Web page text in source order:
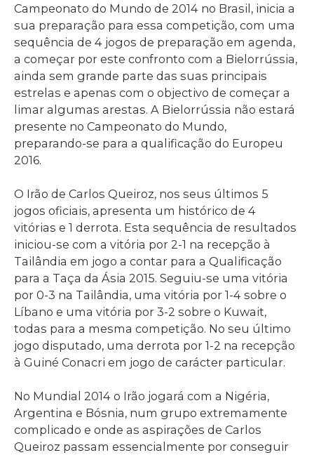
Campeonato do Mundo de 2014 no Brasil, inicia a
sua preparação para essa competição, com uma
sequência de 4 jogos de preparação em agenda,
a começar por este confronto com a Bielorrússia,
ainda sem grande parte das suas principais
estrelas e apenas com o objectivo de começar a
limar algumas arestas. A Bielorrússia não estará
presente no Campeonato do Mundo,
preparando-se para a qualificação do Europeu
2016.
O Irão de Carlos Queiroz, nos seus últimos 5
jogos oficiais, apresenta um histórico de 4
vitórias e 1 derrota. Esta sequência de resultados
iniciou-se com a vitória por 2-1 na recepção à
Tailândia em jogo a contar para a Qualificação
para a Taça da Ásia 2015. Seguiu-se uma vitória
por 0-3 na Tailândia, uma vitória por 1-4 sobre o
Líbano e uma vitória por 3-2 sobre o Kuwait,
todas para a mesma competição. No seu último
jogo disputado, uma derrota por 1-2 na recepção
à Guiné Conacri em jogo de carácter particular.
No Mundial 2014 o Irão jogará com a Nigéria,
Argentina e Bósnia, num grupo extremamente
complicado e onde as aspirações de Carlos
Queiroz passam essencialmente por conseguir